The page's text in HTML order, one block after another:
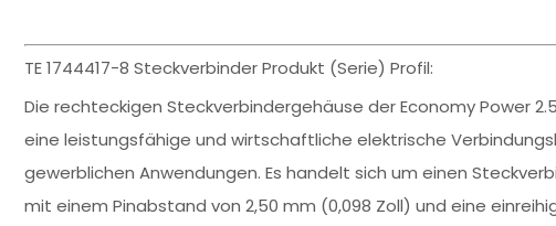
TE 1744417-8 Steckverbinder Produkt (Serie) Profil:
Die rechteckigen Steckverbindergehäuse der Economy Power
eine leistungsfähige und wirtschaftliche elektrische
gewerblichen Anwendungen. Es handelt sich um einen
mit einem Pinabstand von 2,50 mm (0,098 Zoll) und eine